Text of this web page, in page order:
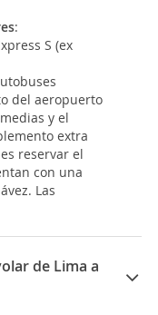
:
S (ex
del aeropuerto
y el
extra
reservar el
con una
Las
de Lima a